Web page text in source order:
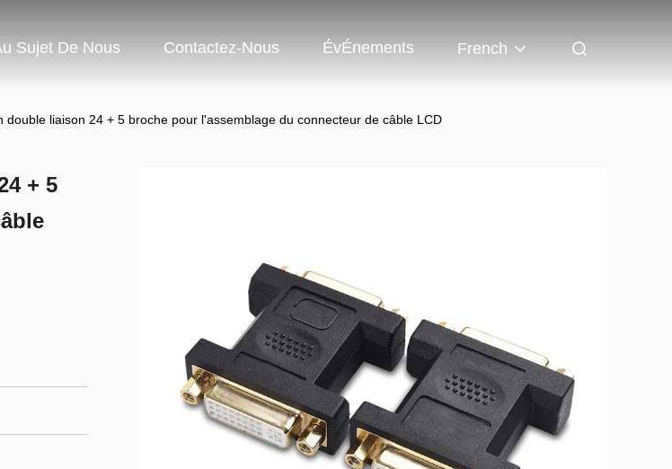
Sujet De Nous Contactez-Nous ÉvÉnements French
double liaison 24 + 5 broche pour l'assemblage du connecteur de câble LCD
+ 5